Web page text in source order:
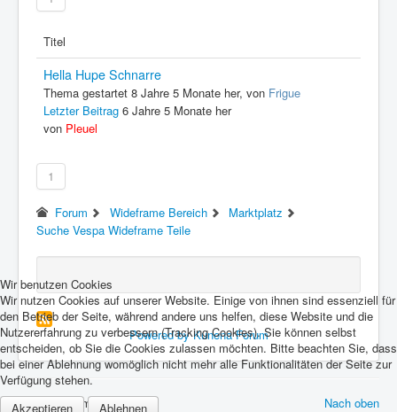
Titel
Hella Hupe Schnarre
Thema gestartet 8 Jahre 5 Monate her, von Frigue
Letzter Beitrag 6 Jahre 5 Monate her
von Pleuel
1
Forum Wideframe Bereich
Marktplatz
Suche Vespa Wideframe Teile
Powered by Kunena Forum
Nach oben
© 2026 Forum Vespa Cult
Wir benutzen Cookies
Wir nutzen Cookies auf unserer Website. Einige von ihnen sind essenziell für
den Betrieb der Seite, während andere uns helfen, diese Website und die
Nutzererfahrung zu verbessern (Tracking Cookies). Sie können selbst
entscheiden, ob Sie die Cookies zulassen möchten. Bitte beachten Sie, dass
bei einer Ablehnung womöglich nicht mehr alle Funktionalitäten der Seite zur
Verfügung stehen.
Akzeptieren
Ablehnen